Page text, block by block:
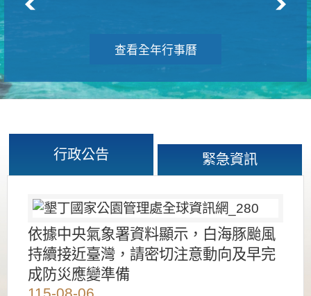
查看全年行事曆
行政公告 緊急資訊
依據中央氣象署資料顯示，白海豚颱風
持續接近臺灣，請密切注意動向及早完
成防災應變準備